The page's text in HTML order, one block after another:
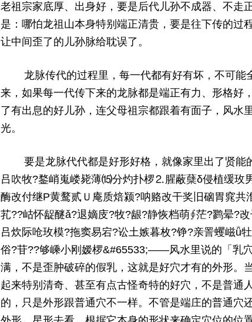
老祖宗家底厚、出身好，要是后代儿孙不成器、不走
是：哪怕龙祖山本身特别端正清贵，要是往下传的过
让中间歪了的儿孙脉给耽误了。
龙脉传代的过程里，每一代都有好有坏，不可能
来，如果每一代传下来的龙脉都是端正有力、形格好
了有出息的好儿孙，连父母祖宗都跟着有面子，风水
光。
要是龙脉代代都是好形好格，就像家里出了贤能
吕吹牧?鍪峭嵬嵝毙薄⒂分灼扑椤⒉腥蔽蘖δ侵植缓玫
酶改付继Р黄鹜贰Ｕ庵质焙颍?呐赂改干奖旧硇胃窕
芤??岵怀龊醚ǎ?退嫡庋?牧?龈?静恢档萌∮茫?鹨晕?
吕炊际呛玫模?拖窦易宕?讼土嫉暮枚?铮?亲詈蠼嵫ǖ
俗?苷??够嵊小刚嫒椤&#65533;——风水里说的「乳
满，不是歪肿破碎的假乳，这就是好穴才有的外形。
起来特别清奇、甚至有点古怪奇特的好穴，不是普通
的，只是外形跟普通穴不一样。不管是端庄的普通穴